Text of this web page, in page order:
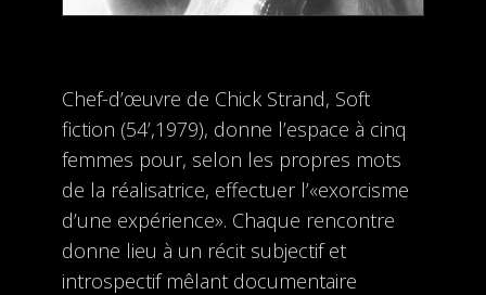
Chef-d’œuvre de Chick Strand, Soft
fiction (54’,1979), donne l’espace à cinq
femmes pour, selon les propres mots
de la réalisatrice, effectuer l’«exorcisme
d’une expérience». Chaque rencontre
donne lieu à un récit subjectif et
introspectif mêlant documentaire